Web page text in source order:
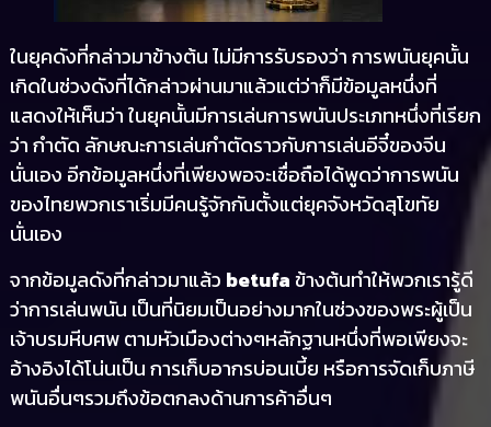
ในยุคดังที่กล่าวมาข้างต้น ไม่มีการรับรองว่า การพนันยุคนั้น
เกิดในช่วงดังที่ได้กล่าวผ่านมาแล้วแต่ว่าก็มีข้อมูลหนึ่งที่
แสดงให้เห็นว่า ในยุคนั้นมีการเล่นการพนันประเภทหนึ่งที่เรียก
ว่า กำตัด ลักษณะการเล่นกำตัดราวกับการเล่นอีจี๋ของจีน
นั่นเอง อีกข้อมูลหนึ่งที่เพียงพอจะเชื่อถือได้พูดว่าการพนัน
ของไทยพวกเราเริ่มมีคนรู้จักกันตั้งแต่ยุคจังหวัดสุโขทัย
นั่นเอง
จากข้อมูลดังที่กล่าวมาแล้ว betufaข้างต้นทำให้พวกเรารู้ดี
ว่าการเล่นพนัน เป็นที่นิยมเป็นอย่างมากในช่วงของพระผู้เป็น
เจ้าบรมหีบศพ ตามหัวเมืองต่างๆหลักฐานหนึ่งที่พอเพียงจะ
อ้างอิงได้โน่นเป็น การเก็บอากรบ่อนเบี้ย หรือการจัดเก็บภาษี
พนันอื่นๆรวมถึงข้อตกลงด้านการค้าอื่นๆ